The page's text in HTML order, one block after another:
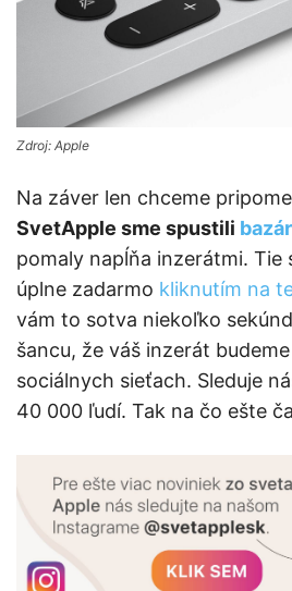
Zdroj: Apple
Na záver len chceme
SvetApple sme spustili bazár
pomaly napĺňa inzerátmi. Tie
úplne zadarmo kliknutím na
vám to sotva niekoľko
šancu, že váš inzerát
sociálnych sieťach. Sleduje
40 000 ľudí. Tak na čo ešte